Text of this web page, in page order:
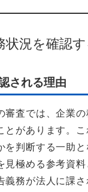
状況を確認
される理由
審査では、企業
とがあります。
を判断する一助
見極める参考資
義務が法人に課